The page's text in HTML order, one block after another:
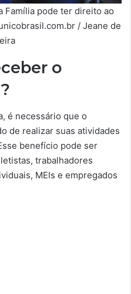
Família pode ter direito ao
/ Jeane de
o
é necessário que o
de realizar suas atividades
benefício pode ser
trabalhadores
MEIs e empregados